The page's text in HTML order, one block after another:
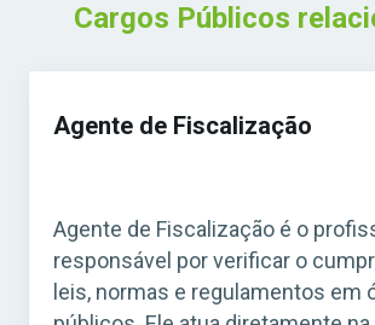
Cargos Públicos
Agente de Fiscalização
Agente de Fiscalização é o
responsável por verificar o
leis, normas e regulamentos em